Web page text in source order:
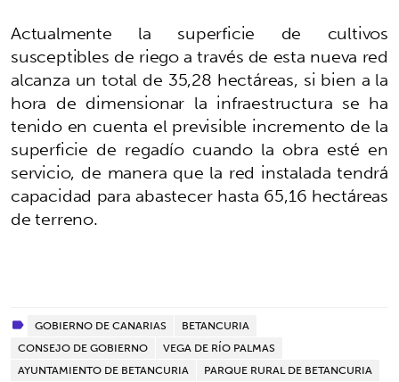
Actualmente la superficie de cultivos
susceptibles de riego a través de esta nueva red
alcanza un total de 35,28 hectáreas, si bien a la
hora de dimensionar la infraestructura se ha
tenido en cuenta el previsible incremento de la
superficie de regadío cuando la obra esté en
servicio, de manera que la red instalada tendrá
capacidad para abastecer hasta 65,16 hectáreas
de terreno.
GOBIERNO DE CANARIAS
BETANCURIA
CONSEJO DE GOBIERNO
VEGA DE RÍO PALMAS
AYUNTAMIENTO DE BETANCURIA
PARQUE RURAL DE BETANCURIA